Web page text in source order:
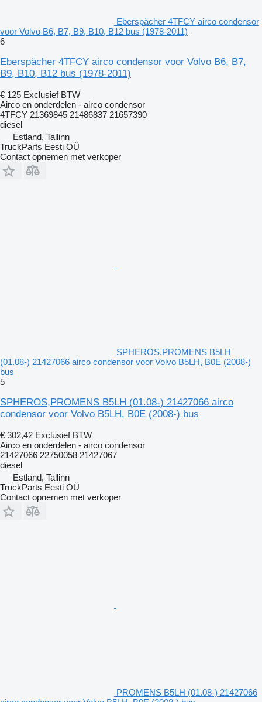
Eberspächer 4TFCY airco condensor
voor Volvo B6, B7, B9, B10, B12 bus (1978-2011)
6
Eberspächer 4TFCY airco condensor voor Volvo B6, B7,
B9, B10, B12 bus (1978-2011)
€ 125 Exclusief BTW
Airco en onderdelen - airco condensor
4TFCY 21369845 21486837 21657390
diesel
Estland, Tallinn
TruckParts Eesti OÜ
Contact opnemen met verkoper
SPHEROS,PROMENS B5LH
(01.08-) 21427066 airco condensor voor Volvo B5LH, B0E (2008-)
bus
5
SPHEROS,PROMENS B5LH (01.08-) 21427066 airco
condensor voor Volvo B5LH, B0E (2008-) bus
€ 302,42 Exclusief BTW
Airco en onderdelen - airco condensor
21427066 22750058 21427067
diesel
Estland, Tallinn
TruckParts Eesti OÜ
Contact opnemen met verkoper
PROMENS B5LH (01.08-) 21427066